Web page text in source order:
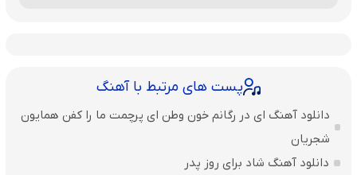
پست های مرتبط با آهنگ
دانلود آهنگ ای در رگانم خون وطن ای پرچمت ما را کفن همایون
شجریان
دانلود آهنگ شاد برای روز پدر